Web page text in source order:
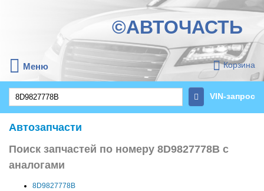
©АВТОЧАСТЬ
Меню Корзина
VIN-запрос
Автозапчасти
Поиск запчастей по номеру 8D9827778B с
аналогами
8D9827778B